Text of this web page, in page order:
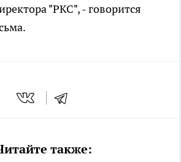
"РКС", - говорится
также: